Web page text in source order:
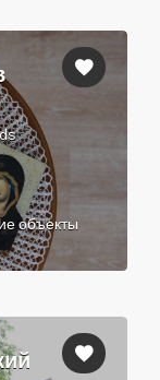
объекты